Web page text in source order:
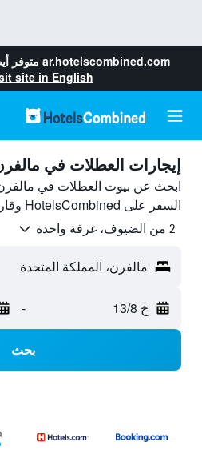
ar.hotelscombined.com متوفر
site in English
إيجارات العطلات في
ابحث عن بيوت العطلات في
السفر على HotelsCombined وقارن بينها ووفّر.
2 من الضيوف، غرفة واحدة
مالفرن، المملكة المتحدة
خ 13/8 -
بحث